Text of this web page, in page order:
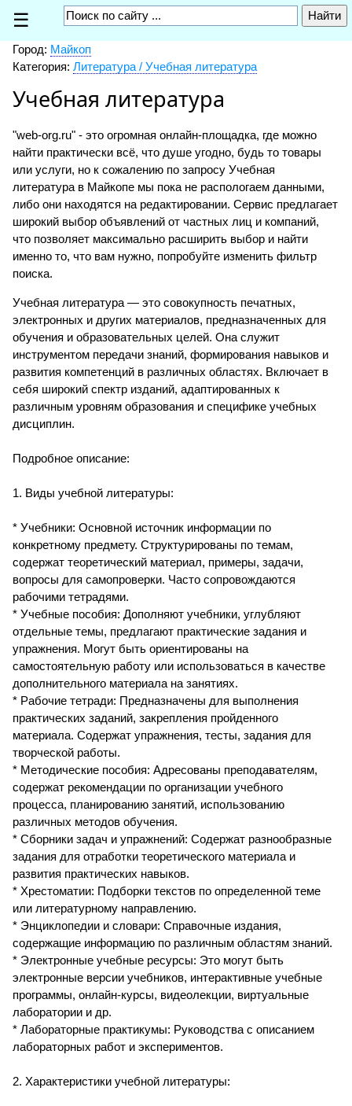
☰
Город: Майкоп
Категория: Литература / Учебная литература
Учебная литература
"web-org.ru" - это огромная онлайн-площадка, где можно
найти практически всё, что душе угодно, будь то товары
или услуги, но к сожалению по запросу Учебная
литература в Майкопе мы пока не распологаем данными,
либо они находятся на редактировании. Сервис предлагает
широкий выбор объявлений от частных лиц и компаний,
что позволяет максимально расширить выбор и найти
именно то, что вам нужно, попробуйте изменить фильтр
поиска.
Учебная литература — это совокупность печатных,
электронных и других материалов, предназначенных для
обучения и образовательных целей. Она служит
инструментом передачи знаний, формирования навыков и
развития компетенций в различных областях. Включает в
себя широкий спектр изданий, адаптированных к
различным уровням образования и специфике учебных
дисциплин.
Подробное описание:
1. Виды учебной литературы:
* Учебники: Основной источник информации по
конкретному предмету. Структурированы по темам,
содержат теоретический материал, примеры, задачи,
вопросы для самопроверки. Часто сопровождаются
рабочими тетрадями.
* Учебные пособия: Дополняют учебники, углубляют
отдельные темы, предлагают практические задания и
упражнения. Могут быть ориентированы на
самостоятельную работу или использоваться в качестве
дополнительного материала на занятиях.
* Рабочие тетради: Предназначены для выполнения
практических заданий, закрепления пройденного
материала. Содержат упражнения, тесты, задания для
творческой работы.
* Методические пособия: Адресованы преподавателям,
содержат рекомендации по организации учебного
процесса, планированию занятий, использованию
различных методов обучения.
* Сборники задач и упражнений: Содержат разнообразные
задания для отработки теоретического материала и
развития практических навыков.
* Хрестоматии: Подборки текстов по определенной теме
или литературному направлению.
* Энциклопедии и словари: Справочные издания,
содержащие информацию по различным областям знаний.
* Электронные учебные ресурсы: Это могут быть
электронные версии учебников, интерактивные учебные
программы, онлайн-курсы, видеолекции, виртуальные
лаборатории и др.
* Лабораторные практикумы: Руководства с описанием
лабораторных работ и экспериментов.
2. Характеристики учебной литературы: